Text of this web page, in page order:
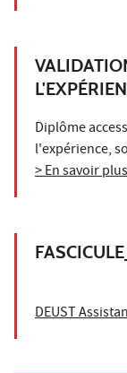
Diplôme
l'expérience,
> En savoir plus
FASCICULE
DEUST